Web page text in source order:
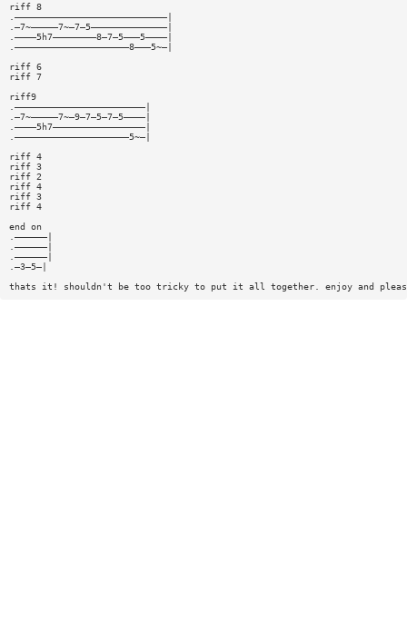
riff 8
.————————————————————————————|
.—7~—————7~—7—5——————————————|
.————5h7————————8—7—5———5————|
.—————————————————————8———5~—|
riff 6
riff 7
riff9
.————————————————————————|
.—7~—————7~—9—7—5—7—5————|
.————5h7—————————————————|
.—————————————————————5~—|
riff 4
riff 3
riff 2
riff 4
riff 3
riff 4
end on
.——————|
.——————|
.——————|
.—3—5—|
thats it! shouldn't be too tricky to put it all together. enjoy and please